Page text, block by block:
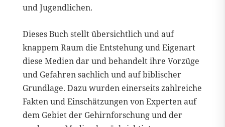
und Jugendlichen.
Dieses Buch stellt übersichtlich und auf
knappem Raum die Entstehung und Eigenart
diese Medien dar und behandelt ihre Vorzüge
und Gefahren sachlich und auf biblischer
Grundlage. Dazu wurden einerseits zahlreiche
Fakten und Einschätzungen von Experten auf
dem Gebiet der Gehirnforschung und der